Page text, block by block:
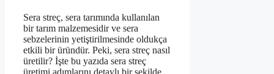
Sera streç, sera tarımında kullanılan
bir tarım malzemesidir ve sera
sebzelerinin yetiştirilmesinde oldukça
etkili bir üründür. Peki, sera streç nasıl
üretilir? İşte bu yazıda sera streç
üretimi adımlarını detaylı bir şekilde